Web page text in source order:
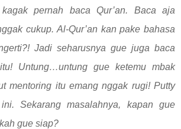
pernah baca Qur’an. Baca aja
cukup. Al-Qur’an kan pake bahasa
Jadi seharusnya gue juga baca
Untung…untung gue ketemu mbak
mentoring itu emang nggak rugi! Putty
Sekarang masalahnya, kapan gue
gue siap?